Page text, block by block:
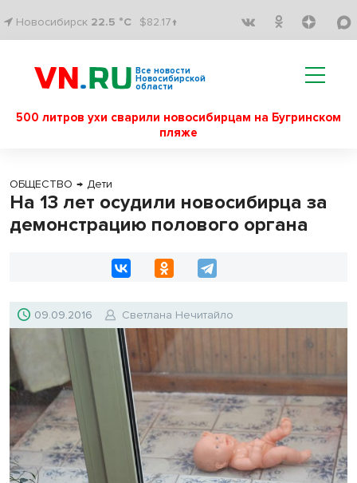
Новосибирск 22.5 °C $82.17↑
Все новости
Новосибирской
области
500 литров ухи сварили новосибирцам на Бугринском
пляже
ОБЩЕСТВО → Дети
На 13 лет осудили новосибирца за
демонстрацию полового органа
09.09.2016 Светлана Нечитайло